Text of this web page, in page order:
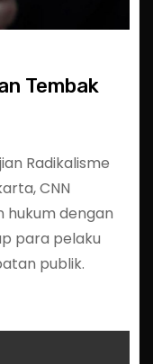
Tembak
Radikalisme
CNN
hukum dengan
para pelaku
publik.